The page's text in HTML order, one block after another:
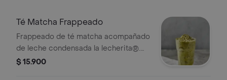
Té Matcha Frappeado
Frappeado de té matcha acompañado
de leche condensada la lecherita®.
(sin café).
$ 15.900